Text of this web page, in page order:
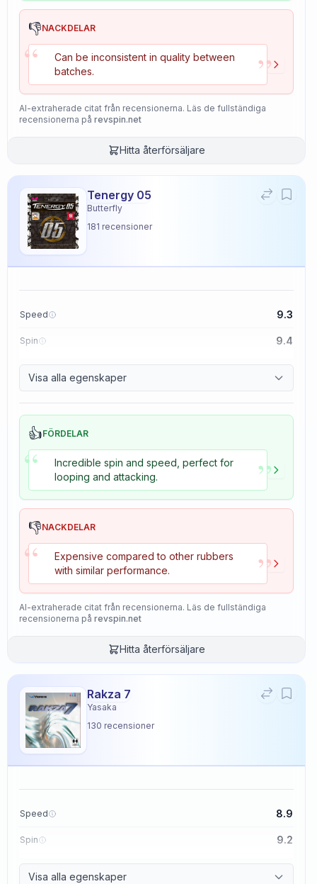
👎NACKDELAR
“
Can be inconsistent in quality between
batches.
”
AI-extraherade citat från recensionerna. Läs de fullständiga
recensionerna på revspin.net
Hitta återförsäljare
Tenergy 05
Butterfly
181 recensioner
Speed 9.3
Spin 9.4
Control 8.3
Tackiness 2.3
Visa alla egenskaper
👍FÖRDELAR
“
Incredible spin and speed, perfect for
looping and attacking.
”
👎NACKDELAR
“
Expensive compared to other rubbers
with similar performance.
”
AI-extraherade citat från recensionerna. Läs de fullständiga
recensionerna på revspin.net
Hitta återförsäljare
Rakza 7
Yasaka
130 recensioner
Speed 8.9
Spin 9.2
Visa alla egenskaper